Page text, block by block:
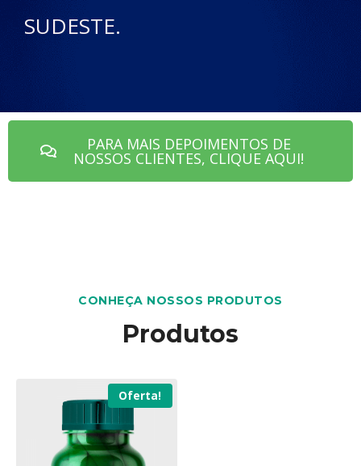
SUDESTE.
PARA MAIS DEPOIMENTOS DE
NOSSOS CLIENTES, CLIQUE AQUI!
CONHEÇA NOSSOS PRODUTOS
Produtos
Oferta!